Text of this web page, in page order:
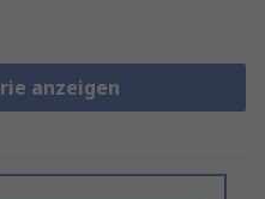
anzeigen